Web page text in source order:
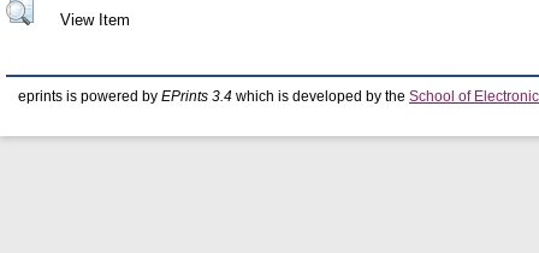
View Item
eprints is powered by EPrints 3.4 which is developed by the School of